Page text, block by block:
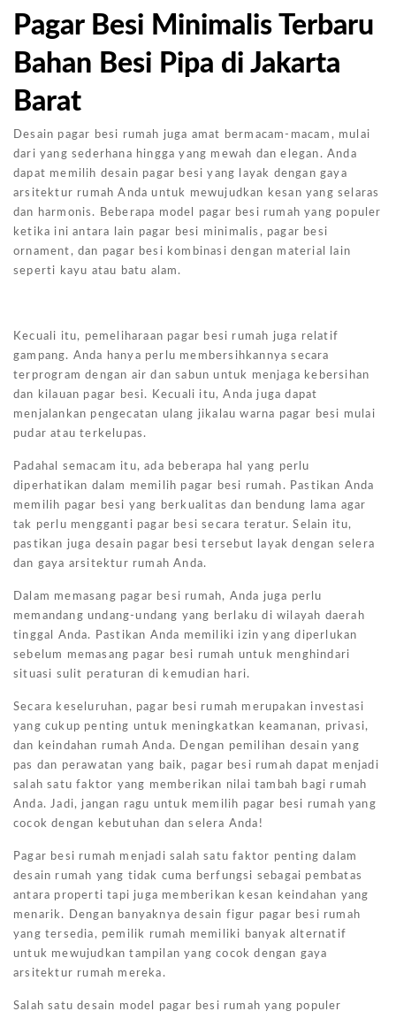
Pagar Besi Minimalis Terbaru
Bahan Besi Pipa di Jakarta
Barat
Desain pagar besi rumah juga amat bermacam-macam, mulai
dari yang sederhana hingga yang mewah dan elegan. Anda
dapat memilih desain pagar besi yang layak dengan gaya
arsitektur rumah Anda untuk mewujudkan kesan yang selaras
dan harmonis. Beberapa model pagar besi rumah yang populer
ketika ini antara lain pagar besi minimalis, pagar besi
ornament, dan pagar besi kombinasi dengan material lain
seperti kayu atau batu alam.
Kecuali itu, pemeliharaan pagar besi rumah juga relatif
gampang. Anda hanya perlu membersihkannya secara
terprogram dengan air dan sabun untuk menjaga kebersihan
dan kilauan pagar besi. Kecuali itu, Anda juga dapat
menjalankan pengecatan ulang jikalau warna pagar besi mulai
pudar atau terkelupas.
Padahal semacam itu, ada beberapa hal yang perlu
diperhatikan dalam memilih pagar besi rumah. Pastikan Anda
memilih pagar besi yang berkualitas dan bendung lama agar
tak perlu mengganti pagar besi secara teratur. Selain itu,
pastikan juga desain pagar besi tersebut layak dengan selera
dan gaya arsitektur rumah Anda.
Dalam memasang pagar besi rumah, Anda juga perlu
memandang undang-undang yang berlaku di wilayah daerah
tinggal Anda. Pastikan Anda memiliki izin yang diperlukan
sebelum memasang pagar besi rumah untuk menghindari
situasi sulit peraturan di kemudian hari.
Secara keseluruhan, pagar besi rumah merupakan investasi
yang cukup penting untuk meningkatkan keamanan, privasi,
dan keindahan rumah Anda. Dengan pemilihan desain yang
pas dan perawatan yang baik, pagar besi rumah dapat menjadi
salah satu faktor yang memberikan nilai tambah bagi rumah
Anda. Jadi, jangan ragu untuk memilih pagar besi rumah yang
cocok dengan kebutuhan dan selera Anda!
Pagar besi rumah menjadi salah satu faktor penting dalam
desain rumah yang tidak cuma berfungsi sebagai pembatas
antara properti tapi juga memberikan kesan keindahan yang
menarik. Dengan banyaknya desain figur pagar besi rumah
yang tersedia, pemilik rumah memiliki banyak alternatif
untuk mewujudkan tampilan yang cocok dengan gaya
arsitektur rumah mereka.
Salah satu desain model pagar besi rumah yang populer